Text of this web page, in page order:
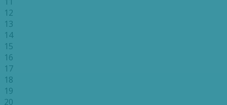
12
13
14
15
16
17
18
19
20